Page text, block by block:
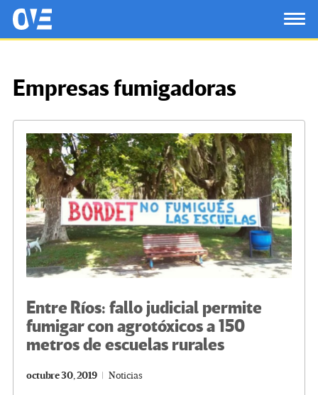
Saltar al contenido principal
OtrasVocesenEducacion.org
Empresas fumigadoras
Entre Ríos: fallo judicial permite
fumigar con agrotóxicos a 150
metros de escuelas rurales
octubre 30, 2019 Noticias